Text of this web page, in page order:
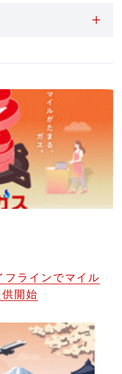
フラインでマイル
開始